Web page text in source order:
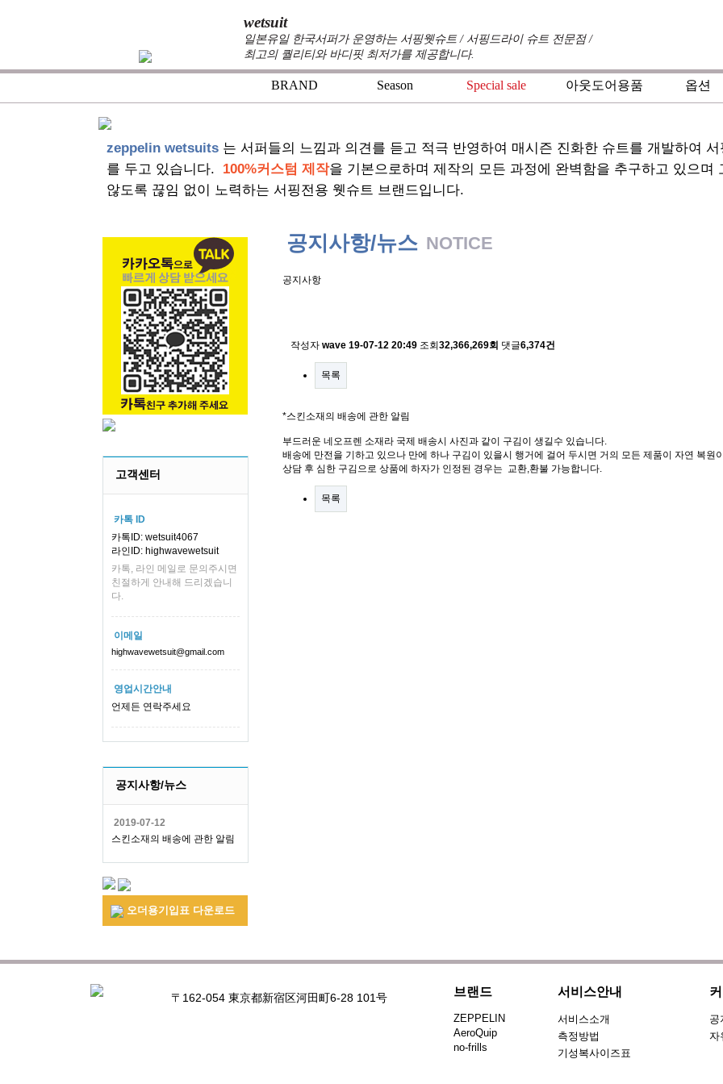
wetsuit
일본유일 한국서퍼가 운영하는 서핑웻슈트 / 서핑드라이 슈트 전문점 /
최고의 퀄리티와 바디핏 최저가를 제공합니다.
BRAND Season Special sale 아웃도어용품 옵션
zeppelin wetsuits 는 서퍼들의 느낌과 의견를 듣고 적극 반영하여 매시즌 진화한 슈트를 개발하여
를 두고 있습니다. 100%커스텀 제작을 기본으로하며 제작의 모든 과정에 완벽함을 추구하고 있으며
않도록 끊임 없이 노력하는 서핑전용 웻슈트 브랜드입니다.
고객센터
카톡 ID
카톡ID: wetsuit4067
라인ID: highwavewetsuit
카톡, 라인 메일로 문의주시면
친절하게 안내해 드리겠습니
다.
이메일
highwavewetsuit@gmail.com
영업시간안내
언제든 연락주세요
공지사항/뉴스
2019-07-12
스킨소재의 배송에 관한 알림
오더용기입표 다운로드
공지사항/뉴스 NOTICE
공지사항
작성자 wave 19-07-12 20:49 조회 32,366,269회 댓글6,374건
목록
*스킨소재의 배송에 관한 알림
부드러운 네오프렌 소재라 국제 배송시 사진과 같이 구김이 생길수 있습니다.
배송에 만전을 기하고 있으나 만에 하나 구김이 있을시 행거에 걸어 두시면 거의 모든 제품이 자연 복원
상담 후 심한 구김으로 상품에 하자가 인정된 경우는 교환,환불 가능합니다.
목록
〒162-054 東京都新宿区河田町6-28 101号 브랜드
ZEPPELIN
AeroQuip
no-frills
서비스안내
서비스소개
측정방법
기성복사이즈표
공
자